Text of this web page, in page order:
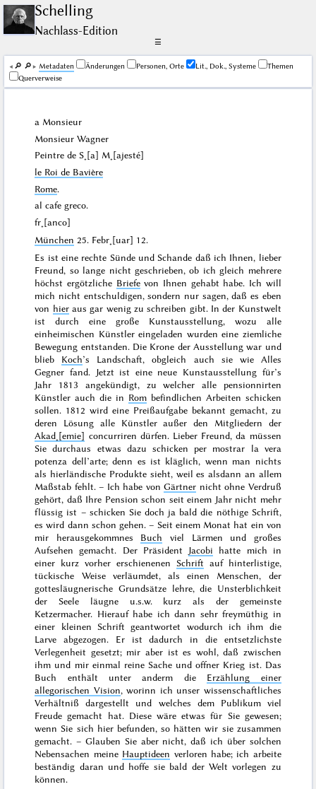
Schelling
Nachlass-Edition
☰
🔎︎ 🔎︎ Me­ta­da­ten Änderungen Personen, Orte Lit., Dok., Systeme
Themen
Querverweise
a Monsieur
MonsieurWagner
Peintre de S˖[a] M˖[ajesté]
le Roi de Bavière
Rome.
al cafe greco.
fr˖[anco]
München 25. Febr˖[uar] 12.
Es ist eine rechte Sünde und Schande daß ich Ihnen, lieber
Freund, so lange nicht geschrieben, ob ich gleich mehrere
höchst ergötzliche Briefevon Ihnen gehabt habe. Ich will
mich nicht entschuldigen, sondern nur sagen, daß es eben
von hieraus gar wenig zu schreiben gibt. In der Kunstwelt
ist durch eine große Kunstausstellung, wozu alle
einheimischen Künstler eingeladen wurden eine ziemliche
Bewegung entstanden. Die Krone der Ausstellung war und
blieb Koch’s Landschaft, obgleich auch sie wie Alles
Gegner fand. Jetzt ist eine neue Kunstausstellung für’s
Jahr 1813 angekündigt, zu welcher alle pensionnirten
Künstler auch die in Rombefindlichen Arbeiten schicken
sollen. 1812 wird eine Preißaufgabe bekannt gemacht, zu
deren Lösung alle Künstler außer den Mitgliedern der
Akad˖[emie] concurriren dürfen. Lieber Freund, da müssen
Sie durchaus etwas dazu schicken per mostrar la vera
potenza dell’arte; denn es ist kläglich, wenn man nichts
als hierländische Produkte sieht, weil es alsdann an allem
Maßstab fehlt. – Ich habe vonGärtner nicht ohne Verdruß
gehört, daß Ihre Pension schon seit einem Jahr nicht mehr
flüssig ist – schicken Sie doch ja bald die nöthige Schrift,
es wird dann schon gehen. – Seit einem Monat hat ein von
mir herausgekommnes Buch viel Lärmen und großes
Aufsehen gemacht. Der Präsident Jacobi hatte mich in
einer kurz vorher erschienenen Schrift auf hinterlistige,
tückische Weise verläumdet, als einen Menschen, der
gottesläugnerische Grundsätze lehre, die Unsterblichkeit
der Seele läugne u.s.w. kurz als der gemeinste
Ketzermacher. Hierauf habe ich dann sehr freymüthig in
einer kleinen Schrift geantwortet wodurch ich ihm die
Larve abgezogen. Er ist dadurch in die entsetzlichste
Verlegenheit gesetzt; mir aber ist es wohl, daß zwischen
ihm und mir einmal reine Sache und offner Krieg ist. Das
Buch enthält unter anderm die Erzählung einer
allegorischen Vision, worinn ich unser wissenschaftliches
Verhältniß dargestellt und welches dem Publikum viel
Freude gemacht hat. Diese wäre etwas für Sie gewesen;
wenn Sie sich hier befunden, so hätten wir sie zusammen
gemacht. – Glauben Sie aber nicht, daß ich über solchen
Nebensachen meine Hauptideen verloren habe; ich arbeite
beständig daran und hoffe sie bald der Welt vorlegen zu
können.